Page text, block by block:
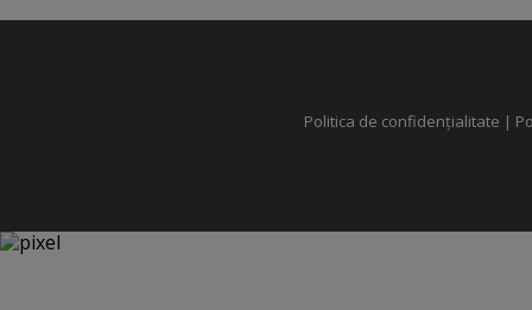
Politica de confidențialitate |